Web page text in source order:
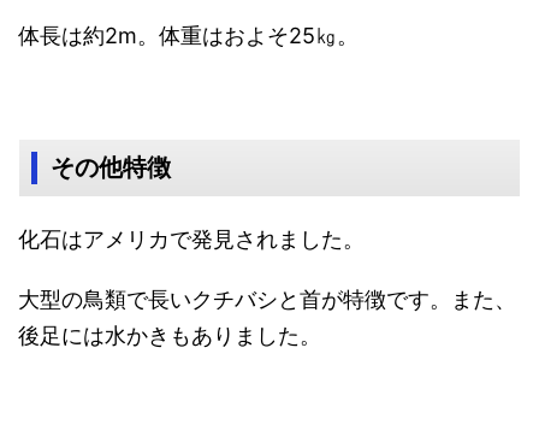
体長は約2m。体重はおよそ25㎏。
その他特徴
化石はアメリカで発見されました。
大型の鳥類で長いクチバシと首が特徴です。また、
後足には水かきもありました。